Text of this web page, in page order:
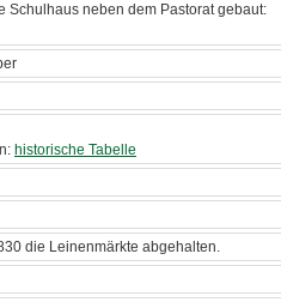
Schulhaus neben dem Pastorat gebaut:
historische Tabelle
die Leinenmärkte abgehalten.